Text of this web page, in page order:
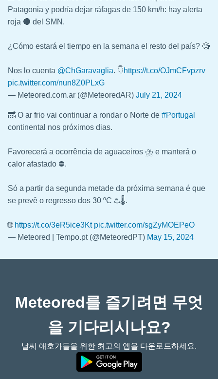
Patagonia y podría dejar ráfagas de 150 km/h: hay alerta
roja 🔴 del SMN.
¿Cómo estará el tiempo en la semana el resto del país? 🧐
Nos lo cuenta @ChGaravaglia. 👇https://t.co/OJmCFvpzrv
pic.twitter.com/nun8Z0PLxG
— Meteored.com.ar (@MeteoredAR) July 21, 2024
🔜 O ar frio vai continuar a rondar o Norte de #Portugal
continental nos próximos dias.
Favorecerá a ocorrência de aguaceiros ⛈️ e manterá o
calor afastado ⛔.
Só a partir da segunda metade da próxima semana é que
se prevê o regresso dos 30 ºC ♨️🌡️.
🌐 https://t.co/3eR5ice3Kt pic.twitter.com/sgZyMOEPeO
— Meteored | Tempo.pt (@MeteoredPT) May 15, 2024
Meteored를 즐기려면 무엇
을 기다리시나요?
날씨 애호가들을 위한 최고의 앱을 다운로드하세요.